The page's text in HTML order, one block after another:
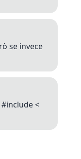
se invece
<